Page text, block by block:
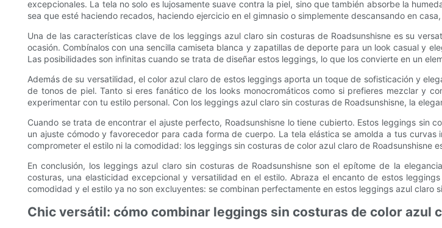
excepcionales. La tela no solo es lujosamente suave contra la piel, sino que también absorbe la
sea que esté haciendo recados, haciendo ejercicio en el gimnasio o simplemente descansando en
Una de las características clave de los leggings azul claro sin costuras de Roadsunshisne es su
ocasión. Combínalos con una sencilla camiseta blanca y zapatillas de deporte para un look casual y
Las posibilidades son infinitas cuando se trata de diseñar estos leggings, lo que los convierte en un
Además de su versatilidad, el color azul claro de estos leggings aporta un toque de sofisticación y
de tonos de piel. Tanto si eres fanático de los looks monocromáticos como si prefieres mezclar y
experimentar con tu estilo personal. Con los leggings azul claro sin costuras de Roadsunshisne, la
Cuando se trata de encontrar el ajuste perfecto, Roadsunshisne lo tiene cubierto. Estos leggings sin
un ajuste cómodo y favorecedor para cada forma de cuerpo. La tela elástica se amolda a tus
comprometer el estilo ni la comodidad: los leggings sin costuras de color azul claro de Roadsunshisne
En conclusión, los leggings azul claro sin costuras de Roadsunshisne son el epítome de la
costuras, una elasticidad excepcional y versatilidad en el estilo. Abraza el encanto de estos
comodidad y el estilo ya no son excluyentes: se combinan perfectamente en estos leggings azul
Chic versátil: cómo combinar leggings sin costuras de color azul